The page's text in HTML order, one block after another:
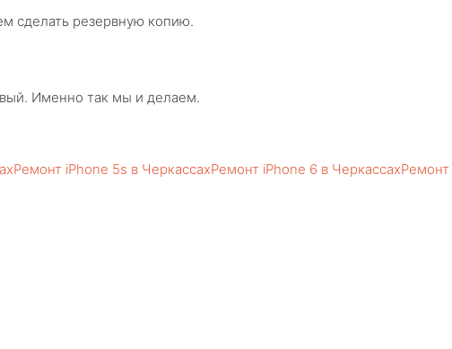
сделать резервную копию.
Именно так мы и делаем.
Ремонт iPhone 5s в ЧеркассахРемонт iPhone 6 в ЧеркассахРемонт